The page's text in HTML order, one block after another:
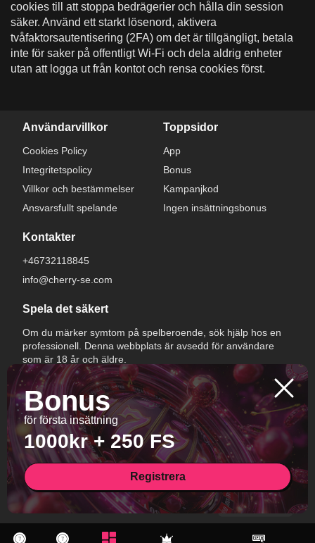
cookies till att stoppa bedrägerier och hålla din session
säker. Använd ett starkt lösenord, aktivera
tvåfaktorsautentisering (2FA) om det är tillgängligt, betala
inte för saker på offentligt Wi-Fi och dela aldrig enheter
utan att logga ut från kontot och rensa cookies först.
Bonus
för första insättning
1000kr + 250 FS
Registrera
Användarvillkor
Cookies Policy
Integritetspolicy
Villkor och bestämmelser
Ansvarsfullt spelande
Toppsidor
App
Bonus
Kampanjkod
Ingen insättningsbonus
Kontakter
+46732118845
info@cherry-se.com
Spela det säkert
Om du märker symtom på spelberoende, sök hjälp hos en
professionell. Denna webbplats är avsedd för användare
som är 18 år och äldre.
All Rights Reserved.